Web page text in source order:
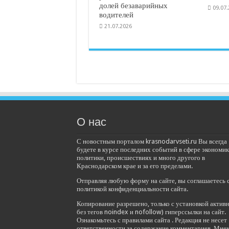
долей безаварийных
водителей
21.07.2026
О нас
С новостным порталом krasnodarvseti.ru Вы всегда
будете в курсе последних событий в сфере
политики, происшествиях и много другого в
Краснодарском крае и за его пределами.
Отправляя любую форму на сайте, вы соглашаетесь
политикой конфиденциальности сайта.
Копирование разрешено, только с установкой
без тегов noindex и nofollow) гиперссылки на сайт.
Ознакомьтесь с правилами сайта . Редакция не несет